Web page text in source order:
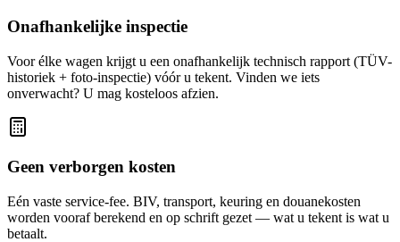
Onafhankelijke inspectie
Voor élke wagen krijgt u een onafhankelijk technisch rapport (TÜV-
historiek + foto-inspectie) vóór u tekent. Vinden we iets
onverwacht? U mag kosteloos afzien.
Geen verborgen kosten
Eén vaste service-fee. BIV, transport, keuring en douanekosten
worden vooraf berekend en op schrift gezet — wat u tekent is wat u
betaalt.